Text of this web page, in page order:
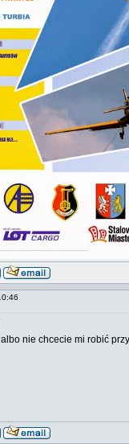
nie chcecie mi robić